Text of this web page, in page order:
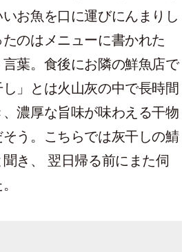
お魚を口に運びにんまりし
のはメニューに書かれた
言葉。食後にお隣の鮮魚店で
」とは火山灰の中で長時間
濃厚な旨味が味わえる干物
う。こちらでは灰干しの鯖
き、 翌日帰る前にまた伺